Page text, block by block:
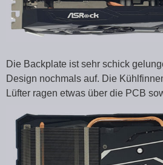
Die Backplate ist sehr schick
Design nochmals auf. Die
Lüfter ragen etwas über die PCB